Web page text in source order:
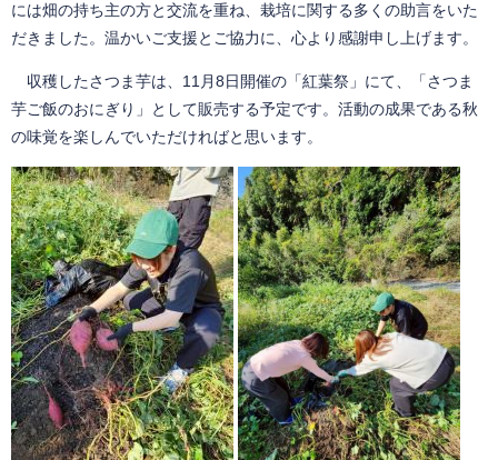
には畑の持ち主の方と交流を重ね、栽培に関する多くの助言をいた
だきました。温かいご支援とご協力に、心より感謝申し上げます。
収穫したさつま芋は、11月8日開催の「紅葉祭」にて、「さつま
芋ご飯のおにぎり」として販売する予定です。活動の成果である秋
の味覚を楽しんでいただければと思います。